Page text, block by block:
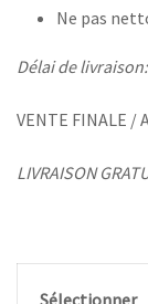
Ne pas
Délai de
VENTE FINALE /
LIVRAISON